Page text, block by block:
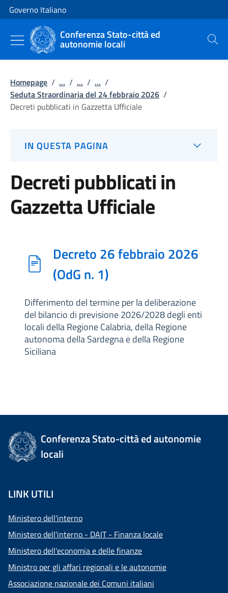
Vai al contenuto
Vai alla navigazione del sito
Governo Italiano
Conferenza Stato-città ed
autonomie locali Cerca
Homepage / ... / ... / ... /
Seduta Straordinaria del 24 febbraio 2026 /
Decreti pubblicati in Gazzetta Ufficiale
IN QUESTA PAGINA
Decreti pubblicati in
Gazzetta Ufficiale
Decreto 26 febbraio 2026
(OdG n. 1)
Differimento del termine per la deliberazione
del bilancio di previsione 2026/2028 degli enti
locali della Regione Calabria, della Regione
autonoma della Sardegna e della Regione
Siciliana
Conferenza Stato-città ed autonomie
locali
LINK UTILI
Ministero dell'interno
Ministero dell'interno - DAIT - Finanza locale
Ministero dell'economia e delle finanze
Ministro per gli affari regionali e le autonomie
Associazione nazionale dei Comuni italiani